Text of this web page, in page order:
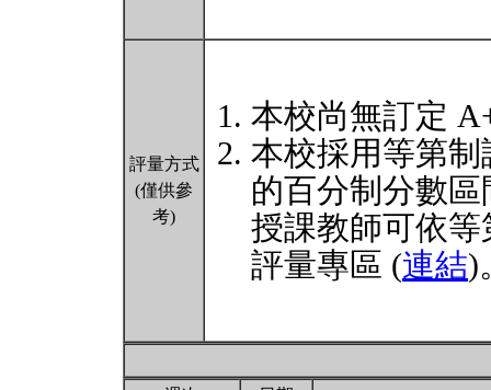
評量方式
(僅供參
考)
本校尚無訂定
本校採用等第
的百分制分數
授課教師可依
評量專區 (連結)